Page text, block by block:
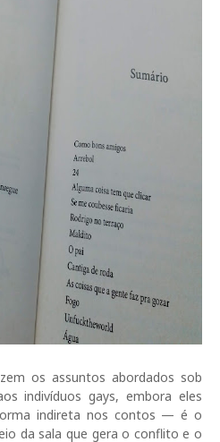
os assuntos abordados sob
indivíduos gays, embora eles
indireta nos contos — é o
da sala que gera o conflito e o